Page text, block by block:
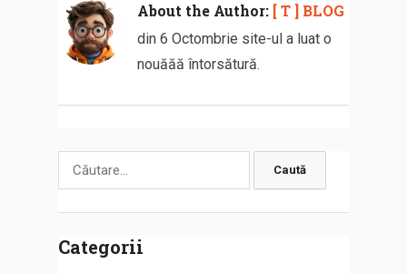
About the Author: [ T ] BLOG
din 6 Octombrie site-ul a luat o
nouăăă întorsătură.
Caută
după:
Categorii